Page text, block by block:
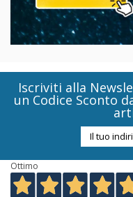
Iscriviti alla
un Codice Sconto
Ottimo